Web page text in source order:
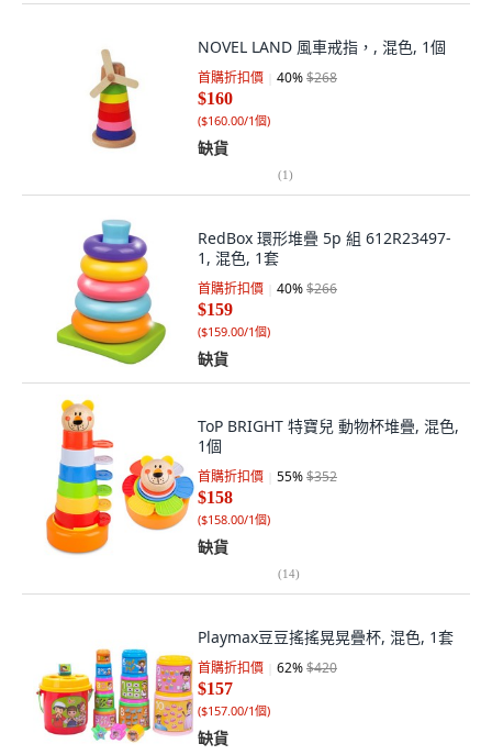
NOVEL LAND 風車戒指，, 混色, 1個
首購折扣價 40%$268
$160
($160.00/1個)
缺貨
(1)
RedBox 環形堆疊 5p 組 612R23497-
1, 混色, 1套
首購折扣價 40%$266
$159
($159.00/1個)
缺貨
ToP BRIGHT 特寶兒 動物杯堆疊, 混色,
1個
首購折扣價 55%$352
$158
($158.00/1個)
缺貨
(14)
Playmax豆豆搖搖晃晃疊杯, 混色, 1套
首購折扣價 62%$420
$157
($157.00/1個)
缺貨